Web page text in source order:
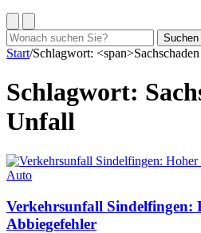
Suchen
nach:
Suchen
Start/Schlagwort:
Schlagwort:
Unfall
Auto
Verkehrsunfall Sindelfingen:
Abbiegefehler